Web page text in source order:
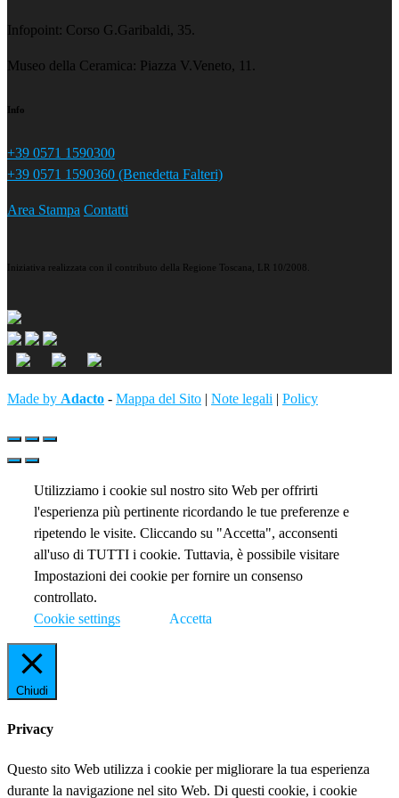
Infopoint: Corso G.Garibaldi, 35.
Museo della Ceramica: Piazza V.Veneto, 11.
Info
+39 0571 1590300
+39 0571 1590360 (Benedetta Falteri)
Area Stampa Contatti
Iniziativa realizzata con il contributo della Regione Toscana, LR 10/2008.
Made by Adacto - Mappa del Sito | Note legali | Policy
Utilizziamo i cookie sul nostro sito Web per offrirti
l'esperienza più pertinente ricordando le tue preferenze e
ripetendo le visite. Cliccando su "Accetta", acconsenti
all'uso di TUTTI i cookie. Tuttavia, è possibile visitare
Impostazioni dei cookie per fornire un consenso
controllato.
Cookie settings
Accetta
Chiudi
Privacy
Questo sito Web utilizza i cookie per migliorare la tua esperienza
durante la navigazione nel sito Web. Di questi cookie, i cookie